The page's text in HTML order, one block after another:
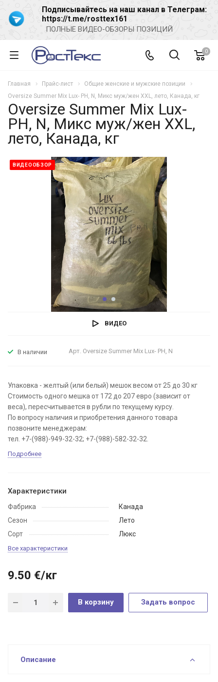
Подписывайтесь на наш канал в Телеграм:
https://t.me/rosttex161
ПОЛНЫЕ ВИДЕО-ОБЗОРЫ ПОЗИЦИЙ
0
Главная Прайс-лист
Общие женские и мужские позиции
Oversize Summer Mix Lux- PH, N, Микс муж/жен XXL, лето, Канада, кг
Oversize Summer Mix Lux-
PH, N, Микс муж/жен XXL,
лето, Канада, кг
ВИДЕООБЗОР
ВИДЕО
В наличии Арт. Oversize Summer Mix Lux- PH, N
Упаковка - желтый (или белый) мешок весом от 25 до 30 кг
Стоимость одного мешка от 172 до 207 евро (зависит от
веса), пересчитывается в рубли по текущему курсу.
По вопросу наличия и приобретения данного товара
позвоните менеджерам:
тел. +7-(988)-949-32-32; +7-(988)-582-32-32.
Подробнее
Характеристики
Фабрика
Канада
Сезон
Лето
Сорт
Люкс
Все характеристики
9.50 €/кг
В корзину Задать вопрос
Описание